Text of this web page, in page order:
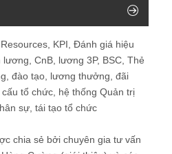
KPI, Đánh giá hiệu
CnB, lương 3P, BSC, Thẻ
đào tạo, lương thưởng, đãi
tổ chức, hệ thống Quản trị
sự, tái tạo tổ chức
chia sẻ bởi chuyên gia tư vấn